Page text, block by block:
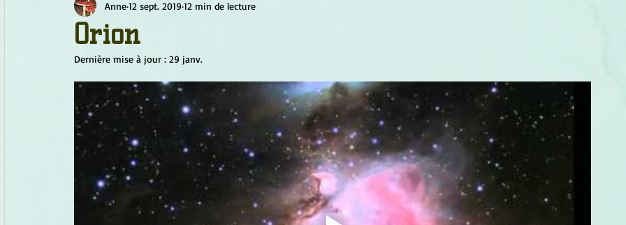
Chamanisme Champignons Conscience
Fleurs de Bach Géométrie sacrée
Objets de pouvoir Ogham Petit Peuple Plantes Pleines Lunes Santé Stages Tarot
Orion
Anne12 sept. 2019 12 min de lecture
Dernière mise à jour : 29 janv.